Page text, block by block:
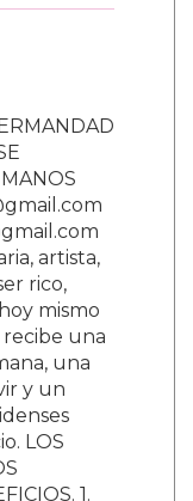
artista,
rico,
mismo
una
una
y un
LOS
1.